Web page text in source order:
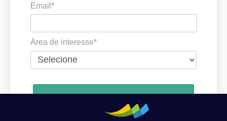
Email*
Área de interesse*